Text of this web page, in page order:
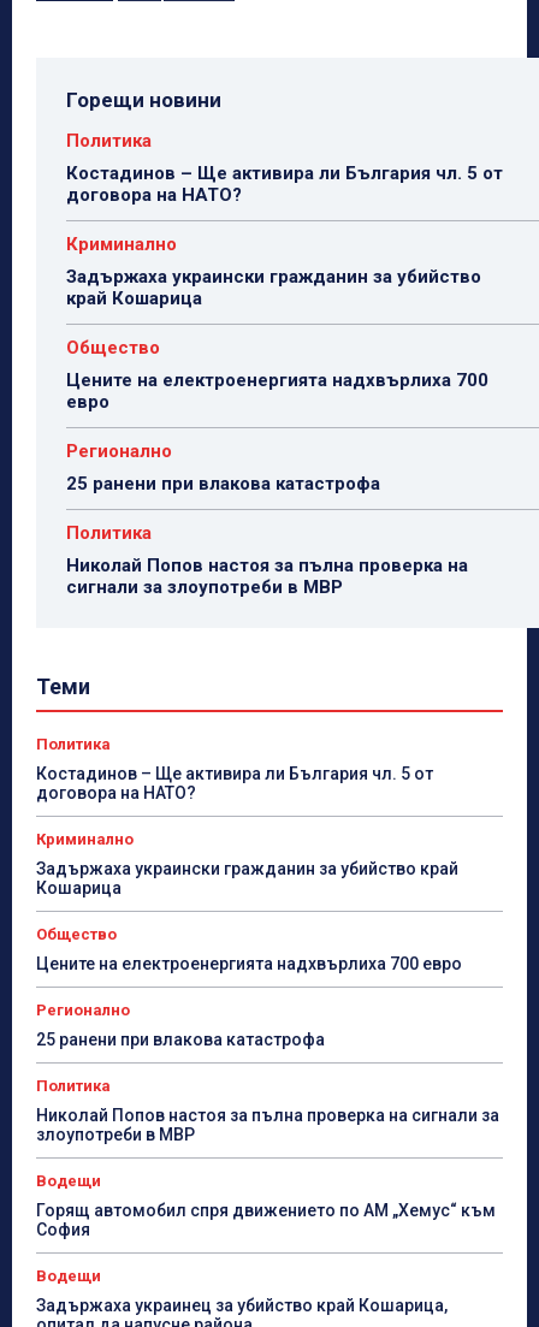
Горещи новини
Политика
Костадинов – Ще активира ли България чл. 5 от
договора на НАТО?
Криминално
Задържаха украински гражданин за убийство
край Кошарица
Общество
Цените на електроенергията надхвърлиха 700
евро
Регионално
25 ранени при влакова катастрофа
Политика
Николай Попов настоя за пълна проверка на
сигнали за злоупотреби в МВР
Теми
Политика
Костадинов – Ще активира ли България чл. 5 от
договора на НАТО?
Криминално
Задържаха украински гражданин за убийство край
Кошарица
Общество
Цените на електроенергията надхвърлиха 700 евро
Регионално
25 ранени при влакова катастрофа
Политика
Николай Попов настоя за пълна проверка на сигнали за
злоупотреби в МВР
Водещи
Горящ автомобил спря движението по АМ „Хемус“ към
София
Водещи
Задържаха украинец за убийство край Кошарица,